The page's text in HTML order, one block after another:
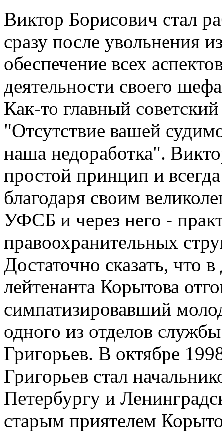
Виктор Борисович стал
сразу после увольнения
обеспечение всех
деятельности своего
Как-то главный
"Отсутствие вашей
наша недоработка".
простой принцип и
благодаря своим
УФСБ и через него -
правоохранительных
Достаточно сказать, что
лейтенанта Корытова
симпатизировавший
одного из отделов
Григорьев. В октябре
Григорьев стал
Петербургу и
старым приятелем